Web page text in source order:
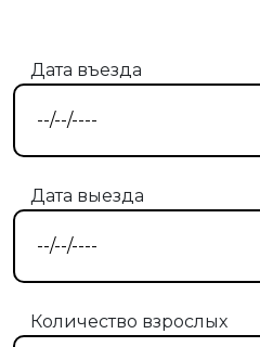
Дата въезда
Дата выезда
Количество взрослых